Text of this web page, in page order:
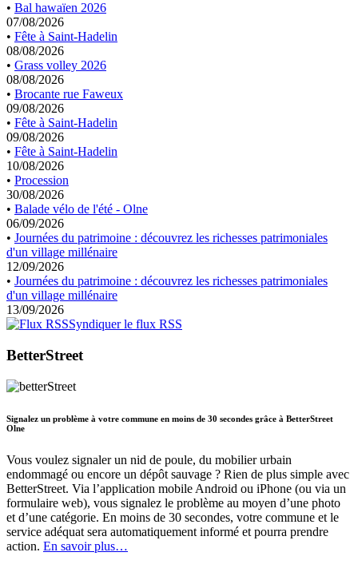
• Bal hawaïen 2026
07/08/2026
• Fête à Saint-Hadelin
08/08/2026
• Grass volley 2026
08/08/2026
• Brocante rue Faweux
09/08/2026
• Fête à Saint-Hadelin
09/08/2026
• Fête à Saint-Hadelin
10/08/2026
• Procession
30/08/2026
• Balade vélo de l'été - Olne
06/09/2026
• Journées du patrimoine : découvrez les richesses patrimoniales
d'un village millénaire
12/09/2026
• Journées du patrimoine : découvrez les richesses patrimoniales
d'un village millénaire
13/09/2026
Syndiquer le flux RSS
BetterStreet
Signalez un problème à votre commune en moins de 30 secondes grâce à BetterStreet
Olne
Vous voulez signaler un nid de poule, du mobilier urbain
endommagé ou encore un dépôt sauvage ? Rien de plus simple avec
BetterStreet. Via l’application mobile Android ou iPhone (ou via un
formulaire web), vous signalez le problème au moyen d’une photo
et d’une catégorie. En moins de 30 secondes, votre commune et le
service adéquat sera automatiquement informé et pourra prendre
action. En savoir plus…